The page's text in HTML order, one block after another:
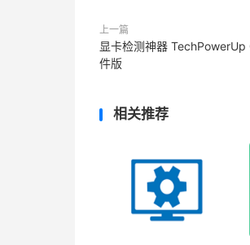
上一篇
显卡检测神器
件版
相关推荐